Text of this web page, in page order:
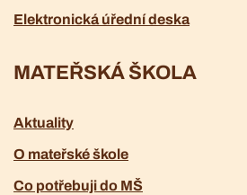
Elektronická úřední deska
MATEŘSKÁ ŠKOLA
Aktuality
O mateřské škole
Co potřebuji do MŠ